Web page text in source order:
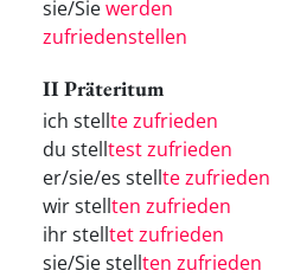
sie/Siewerden
zufriedenstellen
II Präteritum
ich stellte zufrieden
du stelltest zufrieden
er/sie/es stellte zufrieden
wir stellten zufrieden
ihr stelltet zufrieden
sie/Sie stellten zufrieden